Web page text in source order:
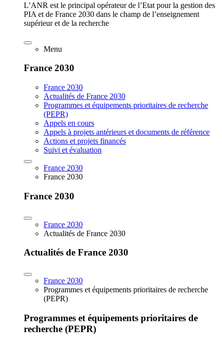
L’ANR est le principal opérateur de l’Etat pour la gestion des
PIA et de France 2030 dans le champ de l’enseignement
supérieur et de la recherche
Menu
France 2030
France 2030
Actualités de France 2030
Programmes et équipements prioritaires de recherche
(PEPR)
Appels en cours
Appels à projets antérieurs et documents de référence
Actions et projets financés
Suivi et évaluation
France 2030
France 2030
France 2030
France 2030
Actualités de France 2030
Actualités de France 2030
France 2030
Programmes et équipements prioritaires de recherche
(PEPR)
Programmes et équipements prioritaires de
recherche (PEPR)